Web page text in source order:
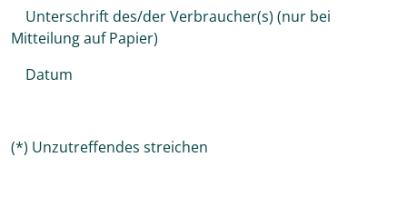
Unterschrift des/der Verbraucher(s) (nur bei
Mitteilung auf Papier)
Datum
(*) Unzutreffendes streichen